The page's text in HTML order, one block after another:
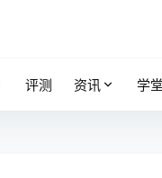
评测 资讯 学堂